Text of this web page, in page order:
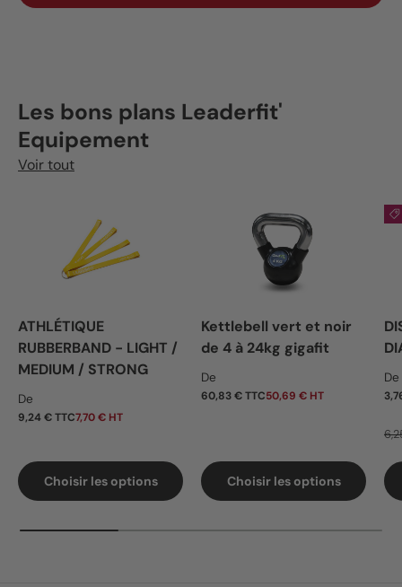
Les bons plans Leaderfit'
Equipement
Voir tout
ATHLÉTIQUE
RUBBERBAND - LIGHT /
MEDIUM / STRONG
Prix habituel
De
9,24 € TTC7,70 € HT
Choisir les options
Kettlebell vert et noir
de 4 à 24kg gigafit
Prix habituel
De
60,83 € TTC50,69 € HT
Choisir les options
De